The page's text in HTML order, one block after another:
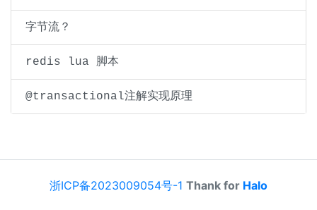
字节流？
redis lua 脚本
@transactional注解实现原理
浙ICP备2023009054号-1 Thank for Halo